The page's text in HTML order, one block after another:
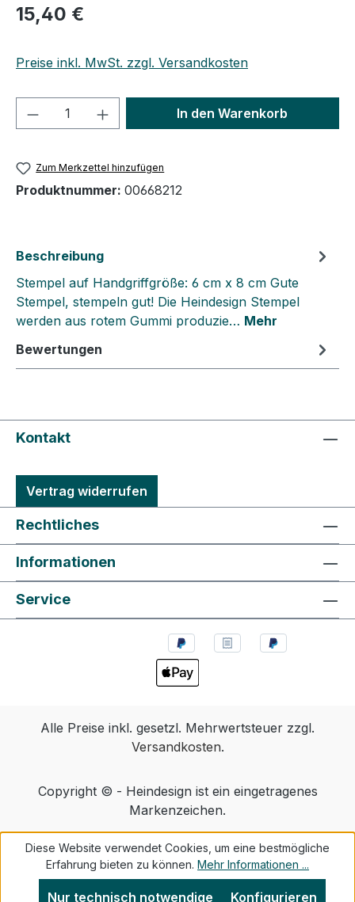
Regulärer Preis:
15,40 €
Preise inkl. MwSt. zzgl. Versandkosten
Produkt Anzahl: Gib denIn den Warenkorb
Zum Merkzettel hinzufügen
Produktnummer: 00668212
Beschreibung
Stempel auf Handgriffgröße: 6 cm x 8 cm Gute
Stempel, stempeln gut! Die Heindesign Stempel
werden aus rotem Gummi produzie… Mehr
Bewertungen
Kontakt
Vertrag widerrufen
Rechtliches
Informationen
Service
Alle Preise inkl. gesetzl. Mehrwertsteuer zzgl.
Versandkosten.
Copyright © - Heindesign ist ein eingetragenes
Markenzeichen.
Diese Website verwendet Cookies, um eine bestmögliche
Erfahrung bieten zu können. Mehr Informationen ...
Nur technisch notwendige Konfigurieren